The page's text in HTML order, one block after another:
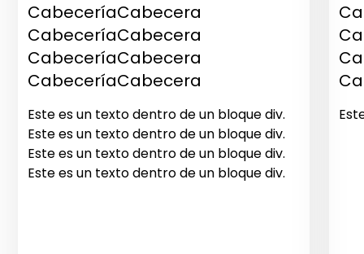
CabeceríaCabecera
CabeceríaCabecera
CabeceríaCabecera
CabeceríaCabecera
Este es un texto dentro de un bloque div.
Este es un texto dentro de un bloque div.
Este es un texto dentro de un bloque div.
Este es un texto dentro de un bloque div.